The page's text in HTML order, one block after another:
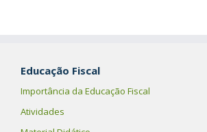
Educação Fiscal
Importância da Educação Fiscal
Atividades